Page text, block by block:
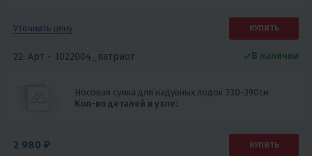
Уточнить цену КУПИТЬ
22. Арт - 1022004_патриот
Носовая сумка для надувных лодок 330-390см
Кол-во деталей в узле:
В наличии
2 980 ₽ КУПИТЬ